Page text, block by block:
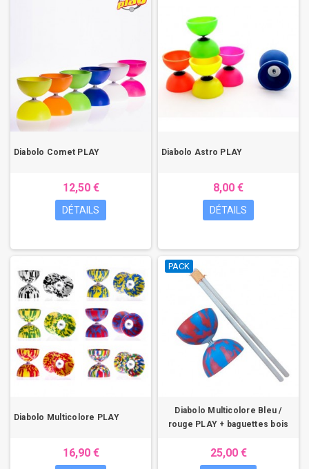
Diabolo Comet PLAY
12,50 €
DÉTAILS
Diabolo Astro PLAY
8,00 €
DÉTAILS
Diabolo Multicolore PLAY
16,90 €
PACK
Diabolo Multicolore Bleu /
rouge PLAY + baguettes bois
25,00 €